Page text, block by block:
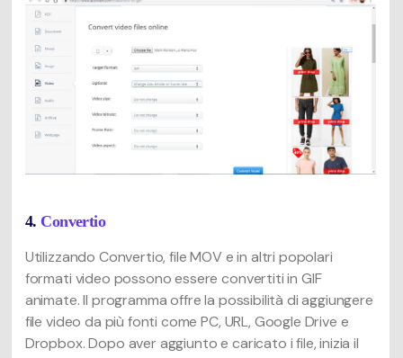
4. Convertio
Utilizzando Convertio, file MOV e in altri popolari
formati video possono essere convertiti in GIF
animate. Il programma offre la possibilità di aggiungere
file video da più fonti come PC, URL, Google Drive e
Dropbox. Dopo aver aggiunto e caricato i file, inizia il